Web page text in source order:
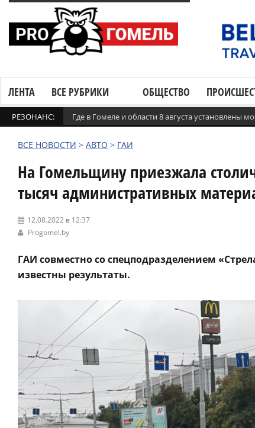
ЛЕНТА ВСЕ РУБРИКИ ОБЩЕСТВО
РЕЗОНАНС: Где в Гомеле и области 8 августа установлены
ВСЕ НОВОСТИ > АВТО > ГАИ
На Гомельщину приезжала
тысяч административных
12.08.2022 в 12:37
Progomel.by
ГАИ совместно со спецподразделением
известны результаты.